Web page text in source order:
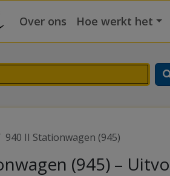
Over ons Hoe werkt het
940 II Stationwagen (945)
(945) –